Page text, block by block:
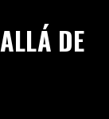
DE